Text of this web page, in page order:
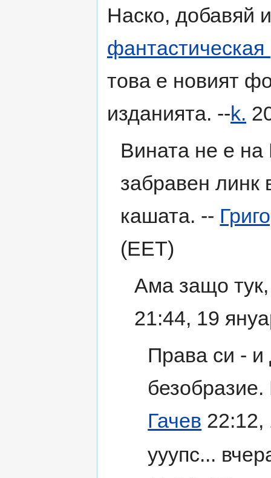
Наско, добавяй
фантастическая
това е новият
изданията. --k.
Вината не е на
забравен
кашата. --
(EET)
Ама защо
21:44, 19
Права си - и
Гачев 22:12,
ууупс...